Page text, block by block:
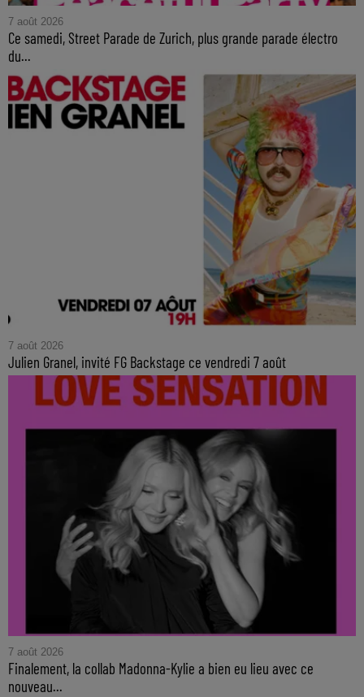
7 août 2026
Ce samedi, Street Parade de Zurich, plus grande parade électro
du...
7 août 2026
Julien Granel, invité FG Backstage ce vendredi 7 août
7 août 2026
Finalement, la collab Madonna-Kylie a bien eu lieu avec ce
nouveau...